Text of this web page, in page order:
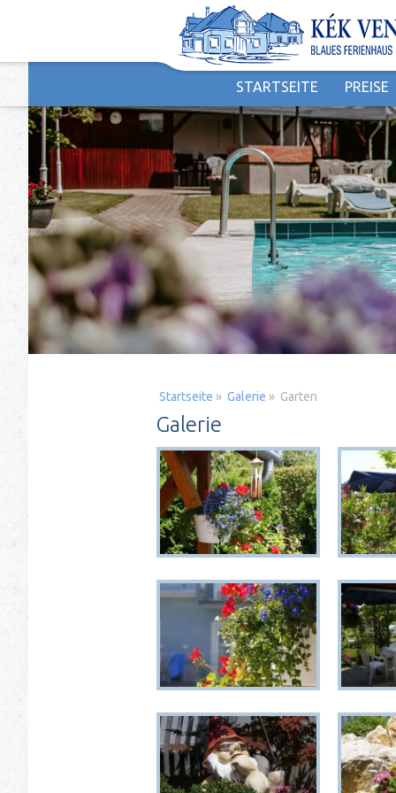
STARTSEITE PREISE
Startseite » Galerie » Garten
Galerie